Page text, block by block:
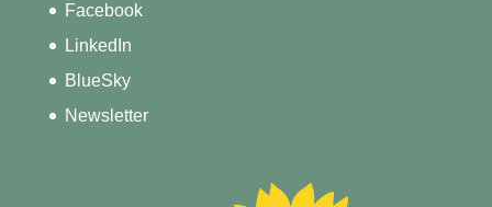
Facebook
LinkedIn
BlueSky
Newsletter